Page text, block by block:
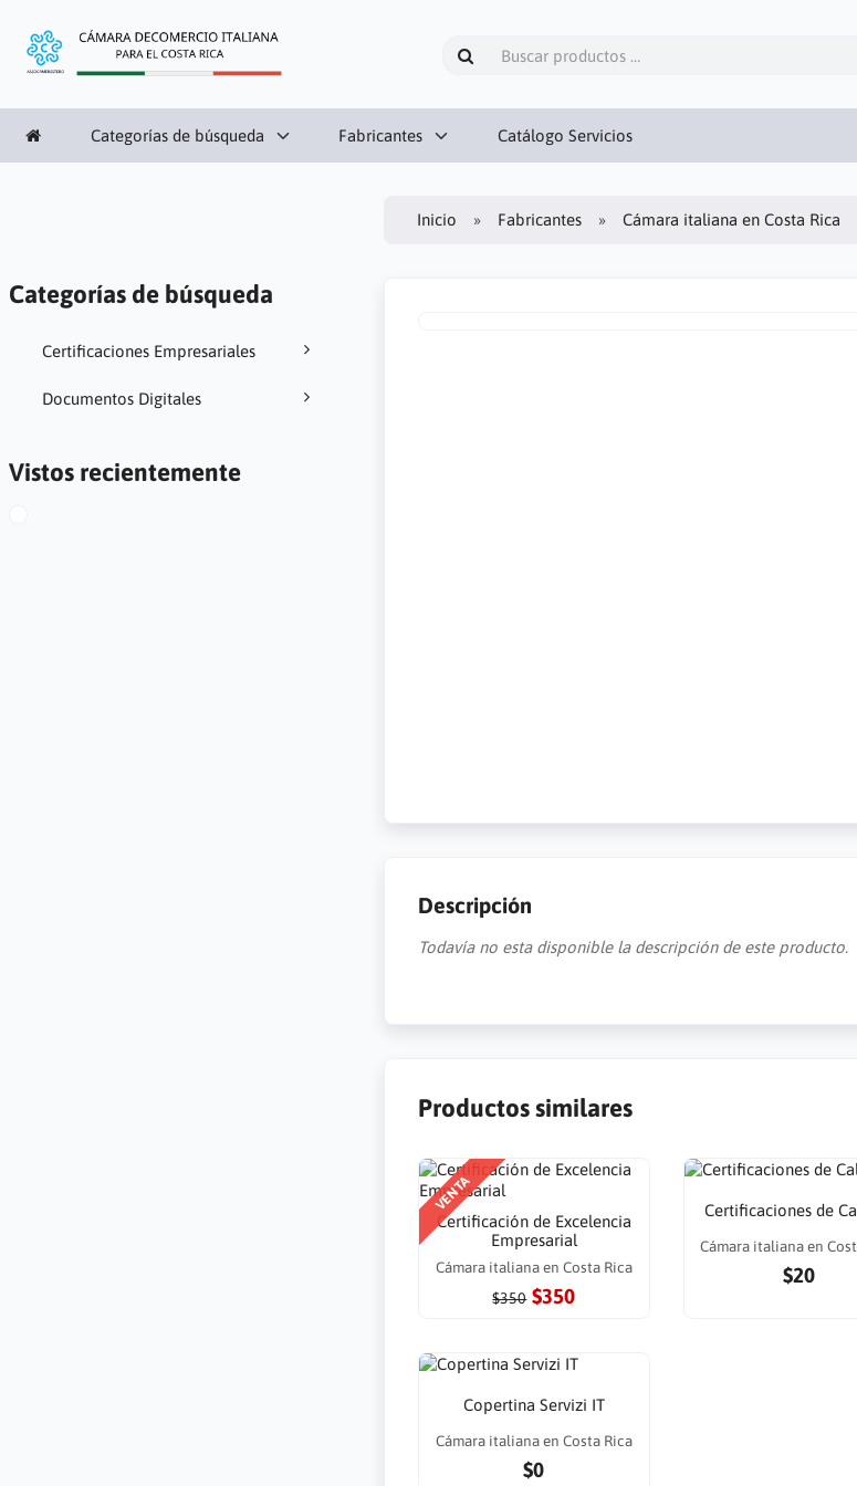
Categorías de búsqueda Fabricantes Catálogo Servicios
Categorías de búsqueda
Certificaciones Empresariales
Documentos Digitales
Vistos recientemente
Inicio Fabricantes Cámara italiana en Costa Rica
Descripción
Todavía no esta disponible la descripción de este producto.
Productos similares
VENTA
Certificación de Excelencia
Empresarial
Cámara italiana en Costa Rica
$350 $350
Certificaciones de
Cámara italiana en
$20
Copertina Servizi IT
Cámara italiana en Costa Rica
$0